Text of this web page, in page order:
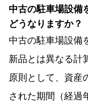
中古の駐車場設備
どうなりますか？
中古の駐車場設備
新品とは異なる計
原則として、資産
された期間（経過